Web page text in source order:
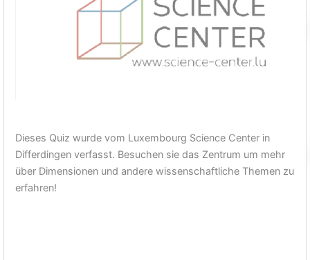
Dieses Quiz wurde vom Luxembourg Science Center in
Differdingen verfasst. Besuchen sie das Zentrum um mehr
über Dimensionen und andere wissenschaftliche Themen zu
erfahren!